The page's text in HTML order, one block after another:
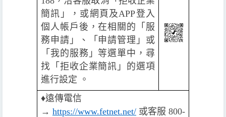
簡訊」，或網頁及APP登入
個人帳戶後，在相關的「服
務申請」、「申請管理」或
「我的服務」等選單中，尋
找「拒收企業簡訊」的選項
進行設定 。
♦️遠傳電信
→ https://www.fetnet.net/ 或客服 800-